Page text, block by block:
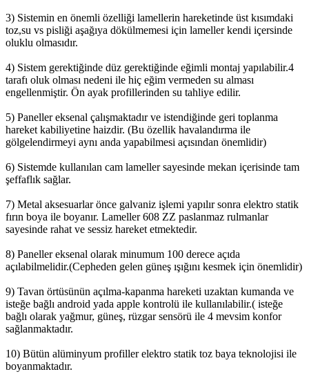
3) Sistemin en önemli özelliği lamellerin hareketinde üst kısımdaki
toz,su vs pisliği aşağıya dökülmemesi için lameller kendi içersinde
oluklu olmasıdır.
4) Sistem gerektiğinde düz gerektiğinde eğimli montaj yapılabilir.4
tarafı oluk olması nedeni ile hiç eğim vermeden su alması
engellenmiştir. Ön ayak profillerinden su tahliye edilir.
5) Paneller eksenal çalışmaktadır ve istendiğinde geri toplanma
hareket kabiliyetine haizdir. (Bu özellik havalandırma ile
gölgelendirmeyi aynı anda yapabilmesi açısından önemlidir)
6) Sistemde kullanılan cam lameller sayesinde mekan içerisinde tam
şeffaflık sağlar.
7) Metal aksesuarlar önce galvaniz işlemi yapılır sonra elektro statik
fırın boya ile boyanır. Lameller 608 ZZ paslanmaz rulmanlar
sayesinde rahat ve sessiz hareket etmektedir.
8) Paneller eksenal olarak minumum 100 derece açıda
açılabilmelidir.(Cepheden gelen güneş ışığını kesmek için önemlidir)
9) Tavan örtüsünün açılma-kapanma hareketi uzaktan kumanda ve
isteğe bağlı android yada apple kontrolü ile kullanılabilir.( isteğe
bağlı olarak yağmur, güneş, rüzgar sensörü ile 4 mevsim konfor
sağlanmaktadır.
10) Bütün alüminyum profiller elektro statik toz baya teknolojisi ile
boyanmaktadır.